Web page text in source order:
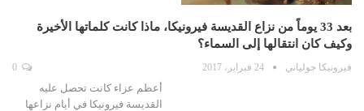
بعد 33 يوماً من نزاع القديسة فيرونيكا، ماذا كانت كلماتها الأخيرة
وكيف كان انتقالها إلى السماء؟
فيرونيكا جولياني 24 فبراير، 2017
أعظم عزاء كانت تحصل عليه
القديسة فيرونيكا في أيام نزاعها